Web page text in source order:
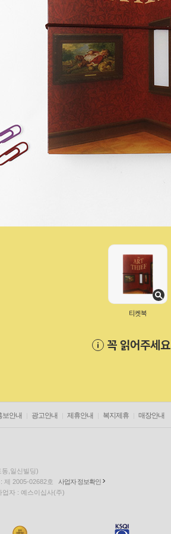
티켓북
꼭 읽어주세요
보안내 광고안내 제휴안내 복지제휴 매장안내
,일신빌딩)
제 2005-02682호
사업자 정보확인
자 : 예스이십사(주)